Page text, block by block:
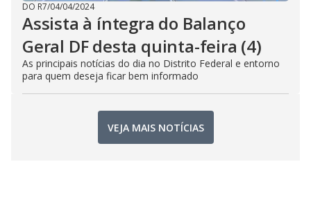
DO R7/04/04/2024
Assista à íntegra do Balanço
Geral DF desta quinta-feira (4)
As principais notícias do dia no Distrito Federal e entorno
para quem deseja ficar bem informado
VEJA MAIS NOTÍCIAS